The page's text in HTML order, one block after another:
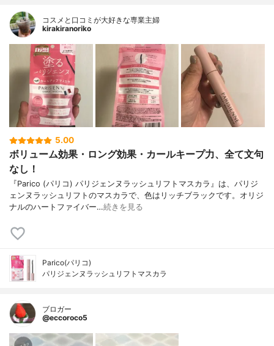
コスメと口コミが大好きな専業主婦
kirakiranoriko
5.00
ボリューム効果・ロング効果・カールキープ力、全て文句
なし！
『Parico (パリコ) パリジェンヌラッシュリフトマスカラ』は、パリジ
ェンヌラッシュリフトのマスカラで、色はリッチブラックです。オリジ
ナルのハートファイバー…続きを見る
Parico(パリコ)
パリジェンヌラッシュリフトマスカラ
ブロガー
@eccoroco5